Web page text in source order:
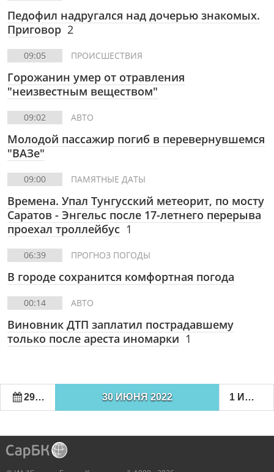
Педофил надругался над дочерью знакомых.
Приговор 2
09:05 ПРОИСШЕСТВИЯ
Горожанин умер от отравления
"неизвестным веществом"
09:02 АВТО
Молодой пассажир погиб в перевернувшемся
"ВАЗе"
09:00 ПАМЯТНЫЕ ДАТЫ
Времена. Упал Тунгусский метеорит, по мосту
Саратов - Энгельс после 17-летнего перерыва
проехал троллейбус 1
06:39 ПРОГНОЗ ПОГОДЫ
В городе сохранится комфортная погода
00:14 АВТО
Виновник ДТП заплатил пострадавшему
только после ареста иномарки 1
29 ИЮНЯ 2022 30 ИЮНЯ 2022 1 ИЮЛЯ 2022